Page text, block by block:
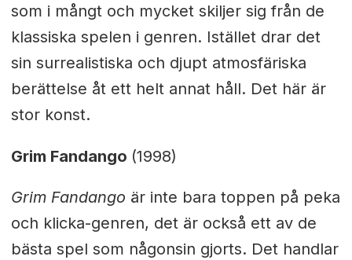
som i mångt och mycket skiljer sig från de
klassiska spelen i genren. Istället drar det
sin surrealistiska och djupt atmosfäriska
berättelse åt ett helt annat håll. Det här är
stor konst.
Grim Fandango (1998)
Grim Fandango är inte bara toppen på peka
och klicka-genren, det är också ett av de
bästa spel som någonsin gjorts. Det handlar